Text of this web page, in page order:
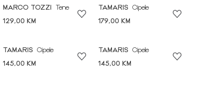
MARCO TOZZI
Tene
129,00 KM
TAMARIS
Cipele
179,00 KM
TAMARIS
Cipele
145,00 KM
TAMARIS
Cipele
145,00 KM